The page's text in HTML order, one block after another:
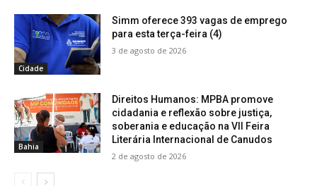
Cidade
Simm oferece 393 vagas de emprego
para esta terça-feira (4)
3 de agosto de 2026
Bahia
Direitos Humanos: MPBA promove
cidadania e reflexão sobre justiça,
soberania e educação na VII Feira
Literária Internacional de Canudos
2 de agosto de 2026